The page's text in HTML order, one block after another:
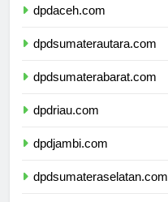
dpdaceh.com
dpdsumaterautara.com
dpdsumaterabarat.com
dpdriau.com
dpdjambi.com
dpdsumateraselatan.com